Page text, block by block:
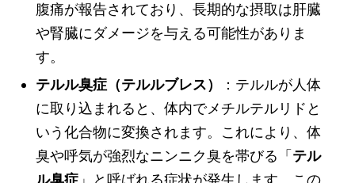
腹痛が報告されており、長期的な摂取は肝臓
や腎臓にダメージを与える可能性がありま
す。
テルル臭症（テルルブレス）
：テルルが人体
に取り込まれると、体内でメチルテルリドと
いう化合物に変換されます。これにより、体
臭や呼気が強烈なニンニク臭を帯びる「 テル
ル臭症 」と呼ばれる症状が発生します。この